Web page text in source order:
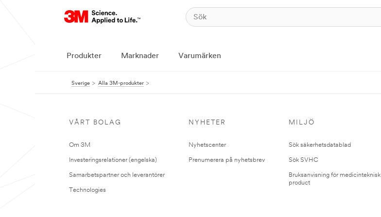
Produkter Marknader Varumärken
Sverige Alla 3M-produkter
VÅRT BOLAG
Om 3M
Investeringsrelationer (engelska)
Samarbetspartner och leverantörer
Technologies
NYHETER
Nyhetscenter
Prenumerera på nyhetsbrev
MILJÖ
Sök säkerhetsdatablad
Sök SVHC
Bruksanvisning för medicinteknisk
product